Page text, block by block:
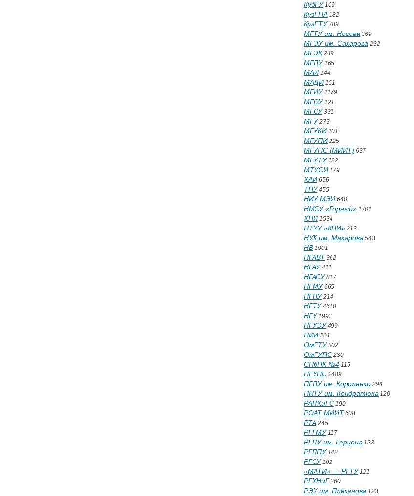
КубГУ109
КузГПА 182
КузГТУ789
МГТУ им. Носова 369
МГЭУ им. Сахарова 232
МГЭК 249
МГПУ165
МАИ 144
МАДИ 151
МГИУ1179
МГОУ121
МГСУ331
МГУ273
МГУКИ 101
МГУПИ 225
МГУПС (МИИТ) 637
МГУТУ122
МТУСИ 179
ХАИ 656
ТПУ455
НИУ МЭИ 640
НМСУ «Горный» 1701
ХПИ 1534
НТУУ «КПИ» 213
НУК им. Макарова 543
НВ 1001
НГАВТ 362
НГАУ411
НГАСУ817
НГМУ665
НГПУ214
НГТУ4610
НГУ1993
НГУЭУ499
НИИ 201
ОмГТУ302
ОмГУПС 230
СПбПК №4 115
ПГУПС 2489
ПГПУ им. Короленко 296
ПНТУ им. Кондратюка 120
РАНХиГС 190
РОАТ МИИТ 608
РТА 245
РГГМУ117
РГПУ им. Герцена 123
РГППУ142
РГСУ162
«МАТИ» — РГТУ121
РГУНиГ 260
РЭУ им. Плеханова 123